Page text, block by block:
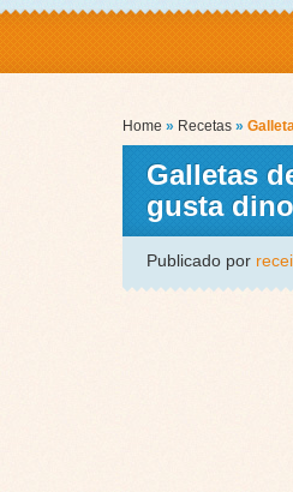
Home » Recetas »
Galletas
gusta
Publicado por